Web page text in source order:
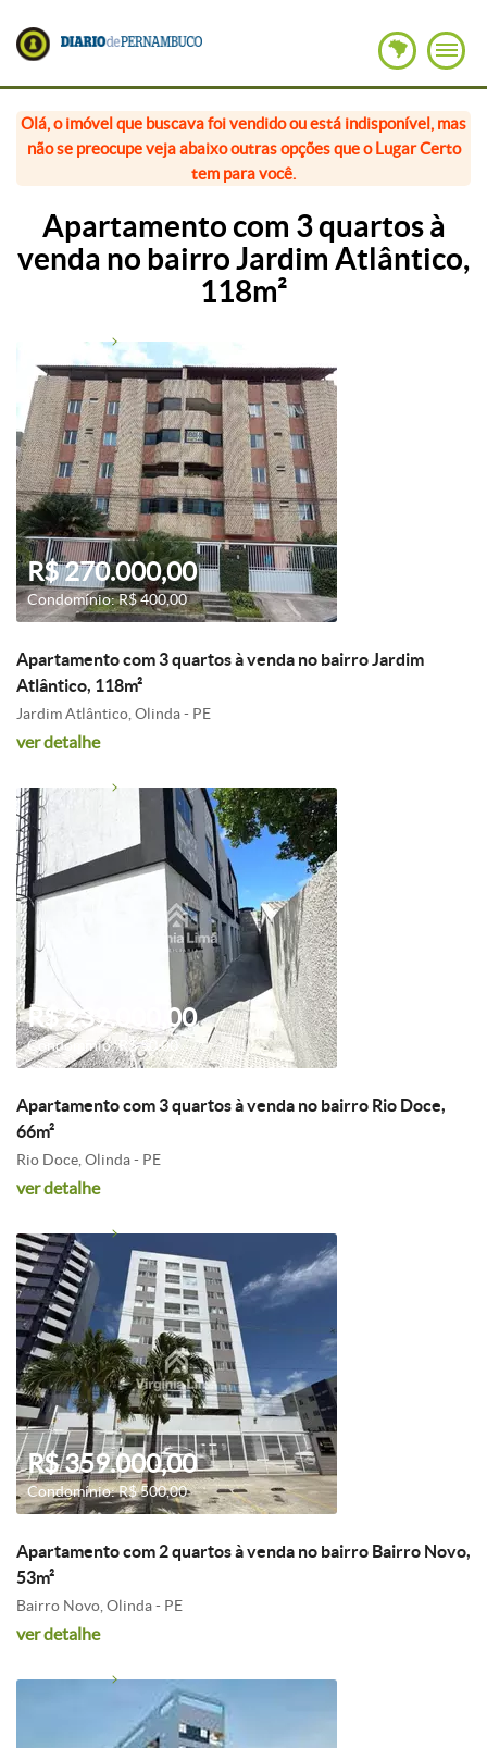
Olá, o imóvel que buscava foi vendido ou está indisponível, mas
não se preocupe veja abaixo outras opções que o Lugar Certo
tem para você.
Apartamento com 3 quartos à
venda no bairro Jardim Atlântico,
118m²
R$ 270.000,00
Condomínio: R$ 400,00
Apartamento com 3 quartos à venda no bairro Jardim
Atlântico, 118m²
Jardim Atlântico, Olinda - PE
ver detalhe
R$ 239.000,00
Condomínio: R$ 50,00
Apartamento com 3 quartos à venda no bairro Rio Doce,
66m²
Rio Doce, Olinda - PE
ver detalhe
R$ 359.000,00
Condomínio: R$ 500,00
Apartamento com 2 quartos à venda no bairro Bairro Novo,
53m²
Bairro Novo, Olinda - PE
ver detalhe